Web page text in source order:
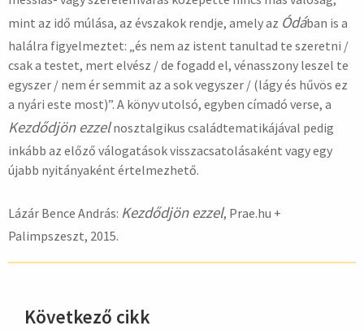
mint az idő múlása, az évszakok rendje, amely az Ódában is a
halálra figyelmeztet: „és nem az istent tanultad te szeretni /
csak a testet, mert elvész / de fogadd el, vénasszony leszel te
egyszer / nem ér semmit az a sok vegyszer / (lágy és hűvös ez
a nyári este most)”. A könyv utolsó, egyben címadó verse, a
Kezdődjön ezzelnosztalgikus családtematikájával pedig
inkább az előző válogatások visszacsatolásaként vagy egy
újabb nyitányaként értelmezhető.
Lázár Bence András: Kezdődjön ezzel, Prae.hu +
Palimpszeszt, 2015.
Következő cikk